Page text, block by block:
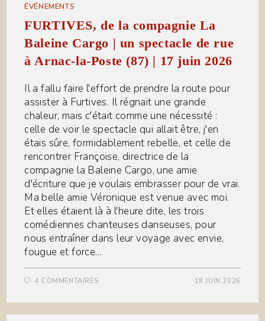
ÉVÉNEMENTS
FURTIVES, de la compagnie La
Baleine Cargo | un spectacle de rue
à Arnac-la-Poste (87) | 17 juin 2026
Il a fallu faire l'effort de prendre la route pour
assister à Furtives. Il régnait une grande
chaleur, mais c'était comme une nécessité :
celle de voir le spectacle qui allait être, j'en
étais sûre, formidablement rebelle, et celle de
rencontrer Françoise, directrice de la
compagnie la Baleine Cargo, une amie
d'écriture que je voulais embrasser pour de vrai.
Ma belle amie Véronique est venue avec moi.
Et elles étaient là à l'heure dite, les trois
comédiennes chanteuses danseuses, pour
nous entraîner dans leur voyage avec envie,
fougue et force…
4 COMMENTAIRES 18 JUIN 2026